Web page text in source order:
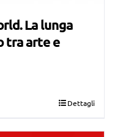
La lunga
tra arte e
Dettagli